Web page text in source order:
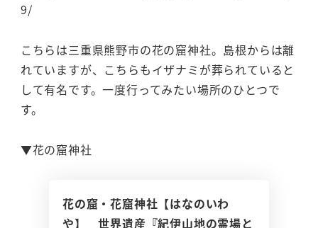
9/
こちらは三重県熊野市の花の窟神社。島根からは離
れていますが、こちらもイザナミが葬られていると
して有名です。一度行ってみたい場所のひとつで
す。
▼花の窟神社
花の窟・花窟神社【はなのいわ
や】 世界遺産『紀伊山地の霊場と